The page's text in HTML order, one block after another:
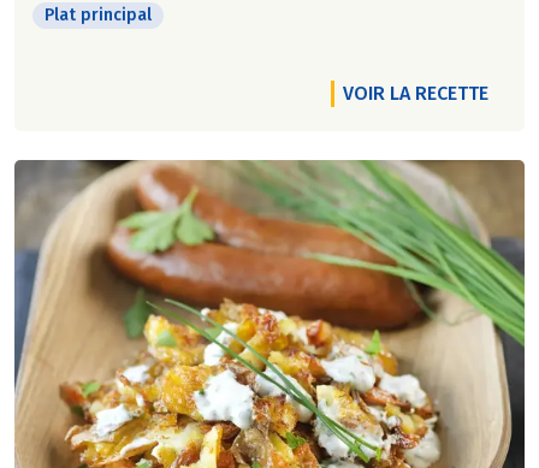
Plat principal
VOIR LA RECETTE